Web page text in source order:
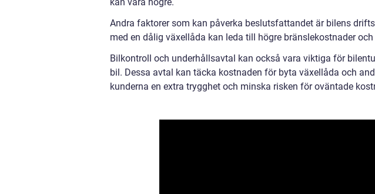
Andra faktorer som kan påverka beslutsfattandet är bilens
med en dålig växellåda kan leda till högre bränslekostnader
Bilkontroll och underhållsavtal kan också vara viktiga för
bil. Dessa avtal kan täcka kostnaden för byta växellåda och
kunderna en extra trygghet och minska risken för oväntade